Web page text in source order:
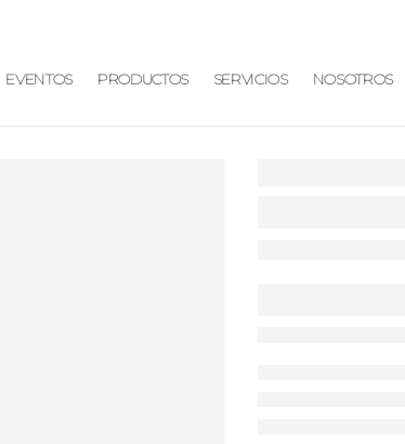
EVENTOS PRODUCTOS SERVICIOS NOSOTROS